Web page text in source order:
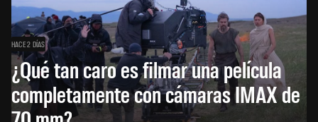
HACE 2 DÍAS
¿Qué tan caro es filmar una película
completamente con cámaras IMAX de